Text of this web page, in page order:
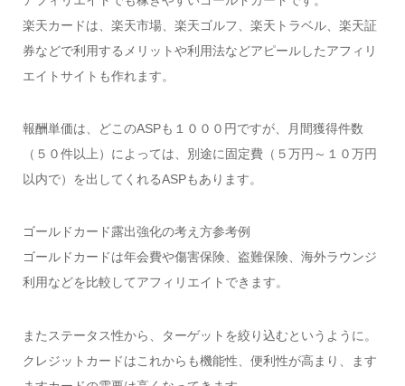
楽天カードは、楽天市場、楽天ゴルフ、楽天トラベル、楽天証
券などで利用するメリットや利用法などアピールしたアフィリ
エイトサイトも作れます。
報酬単価は、どこのASPも１０００円ですが、月間獲得件数
（５０件以上）によっては、別途に固定費（５万円～１０万円
以内で）を出してくれるASPもあります。
ゴールドカード露出強化の考え方参考例
ゴールドカードは年会費や傷害保険、盗難保険、海外ラウンジ
利用などを比較してアフィリエイトできます。
またステータス性から、ターゲットを絞り込むというように。
クレジットカードはこれからも機能性、便利性が高まり、ます